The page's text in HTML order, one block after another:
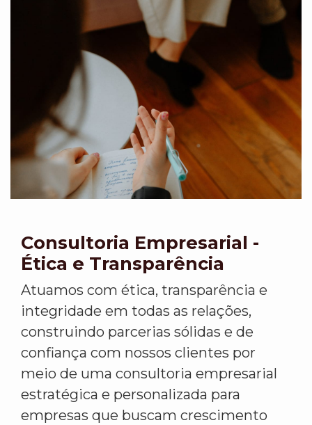
Consultoria Empresarial -
Ética e Transparência
Atuamos com ética, transparência e
integridade em todas as relações,
construindo parcerias sólidas e de
confiança com nossos clientes por
meio de uma consultoria empresarial
estratégica e personalizada para
empresas que buscam crescimento